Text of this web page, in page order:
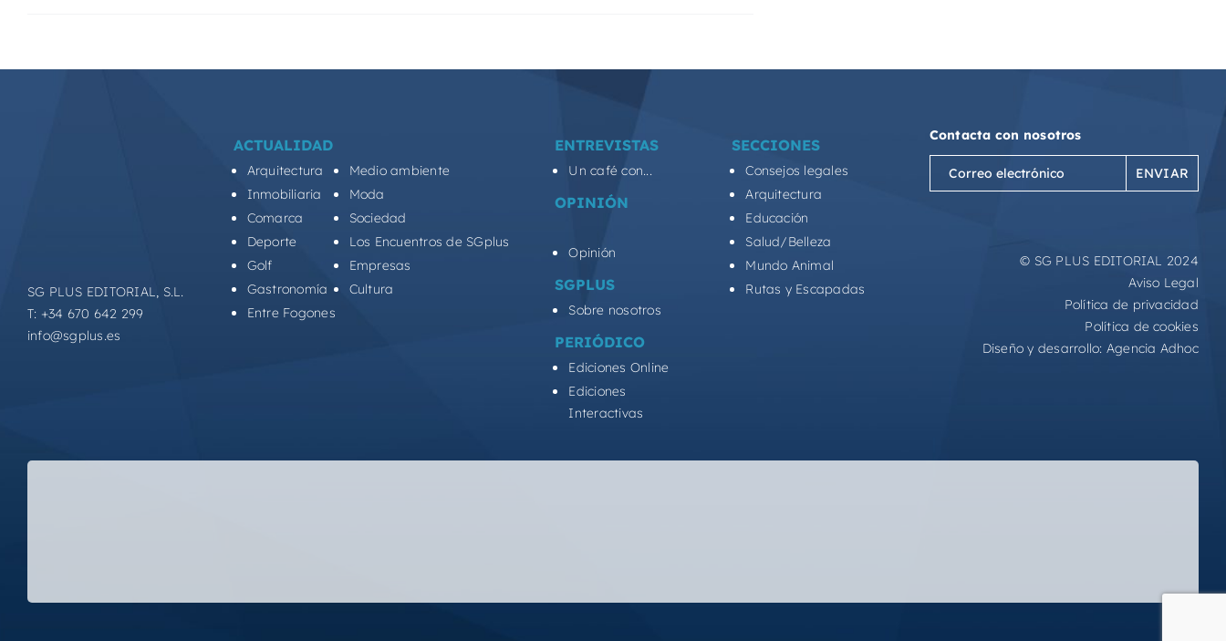
SG PLUS EDITORIAL, S.L.
T: +34 670 642 299
info@sgplus.es
ACTUALIDAD
Arquitectura
Inmobiliaria
Comarca
Deporte
Golf
Gastronomía
Entre Fogones
Medio ambiente
Moda
Sociedad
Los Encuentros de SGplus
Empresas
Cultura
ENTREVISTAS
Un café con...
OPINIÓN
Opinión
SGPLUS
Sobre nosotros
PERIÓDICO
Ediciones Online
Ediciones
Interactivas
SECCIONES
Consejos legales
Arquitectura
Educación
Salud/Belleza
Mundo Animal
Rutas y Escapadas
Contacta con nosotros
Correo
electrónico
© SG PLUS EDITORIAL 2024
Aviso Legal
Política de privacidad
Política de cookies
Diseño y desarrollo: Agencia Adhoc